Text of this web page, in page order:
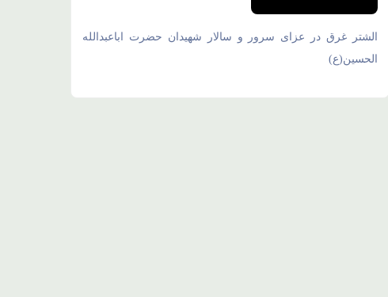
الشتر غرق در عزای سرور و سالار شهیدان حضرت اباعبدالله
الحسین(ع)